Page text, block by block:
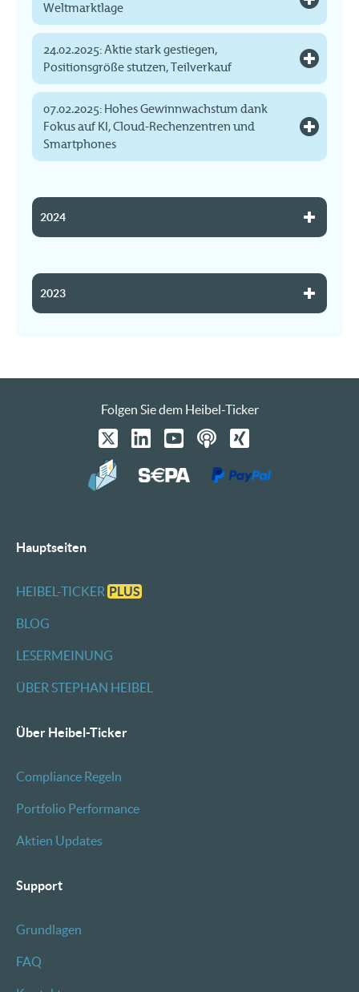
Weltmarktlage
24.02.2025: Aktie stark gestiegen,
Positionsgröße stutzen, Teilverkauf
07.02.2025: Hohes Gewinnwachstum dank
Fokus auf KI, Cloud-Rechenzentren und
Smartphones
2024
2023
Folgen Sie dem Heibel-Ticker
Hauptseiten
HEIBEL-TICKER PLUS
BLOG
LESERMEINUNG
ÜBER STEPHAN HEIBEL
Über Heibel-Ticker
Compliance Regeln
Portfolio Performance
Aktien Updates
Support
Grundlagen
FAQ